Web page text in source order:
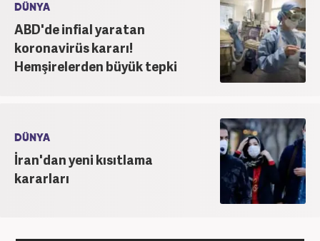
DÜNYA
ABD'de infial yaratan
koronavirüs kararı!
Hemşirelerden büyük tepki
DÜNYA
İran'dan yeni kısıtlama
kararları